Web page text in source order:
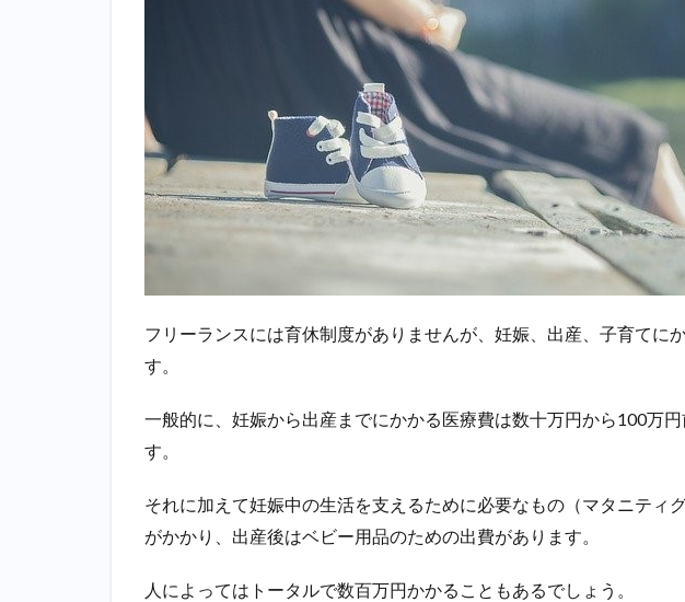
手当
3.4
費助
成制
フ
リ
ー
ン
な
で
フリーランスには育休制度がありませんが、妊娠、出産、子育てに
す。
一般的に、妊娠から出産までにかかる医療費は数十万円から100万
す。
それに加えて妊娠中の生活を支えるために必要なもの（マタニティ
がかかり、出産後はベビー用品のための出費があります。
人によってはトータルで数百万円かかることもあるでしょう。